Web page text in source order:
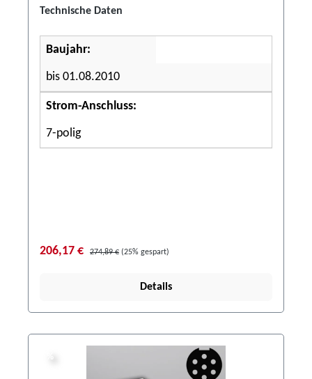
Technische Daten
Baujahr:
bis 01.08.2010
Strom-Anschluss:
7-polig
206,17 € 274,89 € (25% gespart)
Details